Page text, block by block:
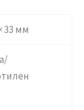
33 мм